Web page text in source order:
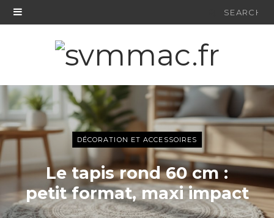
Search
DÉCORATION ET ACCESSOIRES
Le tapis rond 60 cm :
petit format, maxi impact